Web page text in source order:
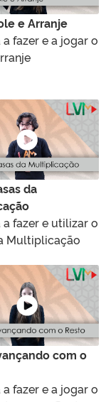
e Arranje
fazer e a jogar o
da
fazer e utilizar o
Multiplicação
com o
fazer e a jogar o